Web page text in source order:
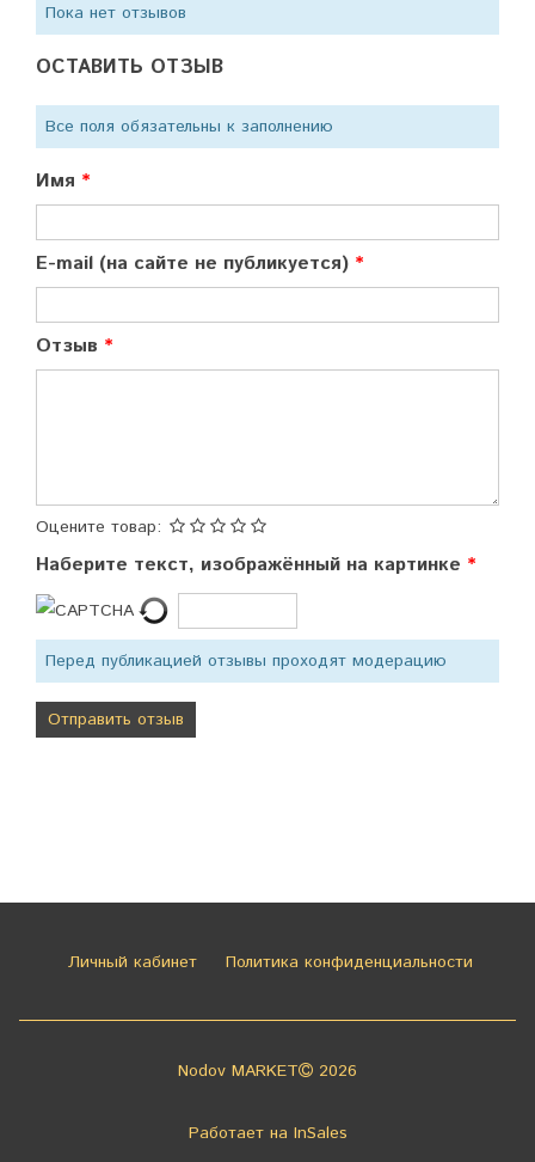
Пока нет отзывов
ОСТАВИТЬ ОТЗЫВ
Все поля обязательны к заполнению
Имя
E-mail (на сайте не публикуется)
Отзыв
Оцените товар:
Наберите текст, изображённый на картинке
Перед публикацией отзывы проходят модерацию
Личный кабинет Политика конфиденциальности
Nodov MARKET 2026
Работает на InSales